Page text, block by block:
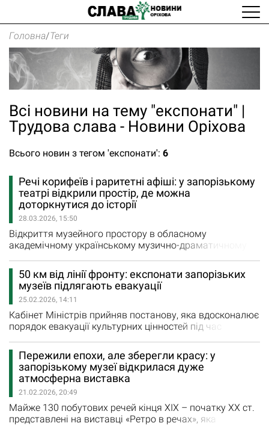
Головна/Теги
Всі новини на тему "експонати" |
Трудова слава - Новини Оріхова
Всього новин з тегом 'експонати': 6
Речі корифеїв і раритетні афіші: у запорізькому
театрі відкрили простір, де можна
доторкнутися до історії
28.03.2026, 15:50
Відкриття музейного простору в обласному
академічному українському музично-драматичному
стало ще одним кроком по увіковічненню історії цього
храму Мельпомени та вшануванню видатних акторів,
які її творили. Першим кроком було встановлення у
2024-2025 роках пам“ятних табличок на гримерках, в
яких готувалися…
50 км від лінії фронту: експонати запорізьких
музеїв підлягають евакуації
25.02.2026, 14:11
Кабінет Міністрів прийняв постанову, яка вдосконалює
порядок евакуації культурних цінностей під час
культури України за результатами аналізу практики
евакуації впродовж останніх років. Під час розробки
враховані слабкі місця попередніх процедур та
пропозиції громадянського суспільства, інформує
відомство.…
Пережили епохи, але зберегли красу: у
запорізькому музеї відкрилася дуже
атмосферна виставка
21.02.2026, 20:49
Майже 130 побутових речей кінця ХІХ – початку ХХ ст.
представлені на виставці «Ретро в речах», яка